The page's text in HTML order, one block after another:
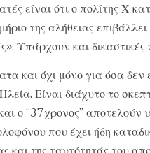
είναι ότι ο πολίτης Χ
της αλήθειας
Υπάρχουν και
και όχι μόνο για όσα δεν
Είναι διάχυτο το
ο “37χρονος” αποτελούν
που έχει ήδη
και της ταυτότητάς του